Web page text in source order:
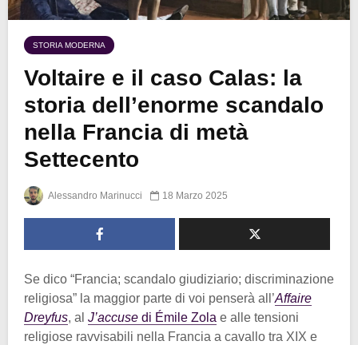
STORIA MODERNA
Voltaire e il caso Calas: la
storia dell’enorme scandalo
nella Francia di metà
Settecento
Alessandro Marinucci 18 Marzo 2025
Se dico “Francia; scandalo giudiziario; discriminazione
religiosa” la maggior parte di voi penserà all’Affaire
Dreyfus, al J’accuse di Émile Zola e alle tensioni
religiose ravvisabili nella Francia a cavallo tra XIX e